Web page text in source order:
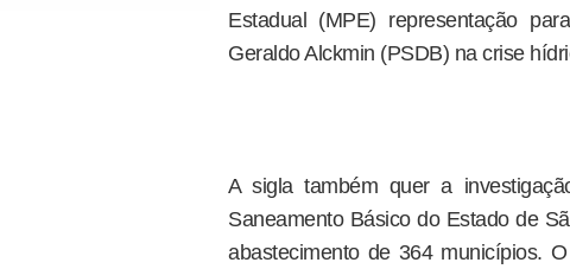
Estadual (MPE) representação
Geraldo Alckmin (PSDB) na crise
A sigla também quer a
Saneamento Básico do Estado de
abastecimento de 364 municípios.